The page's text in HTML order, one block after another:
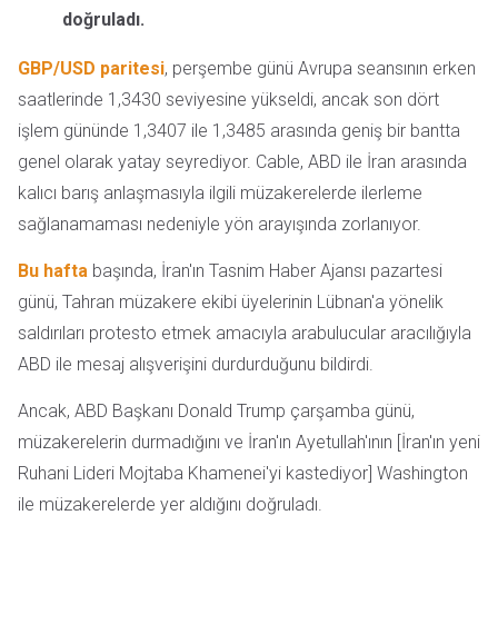
doğruladı.
GBP/USD paritesi, perşembe günü Avrupa seansının erken
saatlerinde 1,3430 seviyesine yükseldi, ancak son dört
işlem gününde 1,3407 ile 1,3485 arasında geniş bir bantta
genel olarak yatay seyrediyor. Cable, ABD ile İran arasında
kalıcı barış anlaşmasıyla ilgili müzakerelerde ilerleme
sağlanamaması nedeniyle yön arayışında zorlanıyor.
Bu hafta başında, İran'ın Tasnim Haber Ajansı pazartesi
günü, Tahran müzakere ekibi üyelerinin Lübnan'a yönelik
saldırıları protesto etmek amacıyla arabulucular aracılığıyla
ABD ile mesaj alışverişini durdurduğunu bildirdi.
Ancak, ABD Başkanı Donald Trump çarşamba günü,
müzakerelerin durmadığını ve İran'ın Ayetullah'ının [İran'ın yeni
Ruhani Lideri Mojtaba Khamenei'yi kastediyor] Washington
ile müzakerelerde yer aldığını doğruladı.